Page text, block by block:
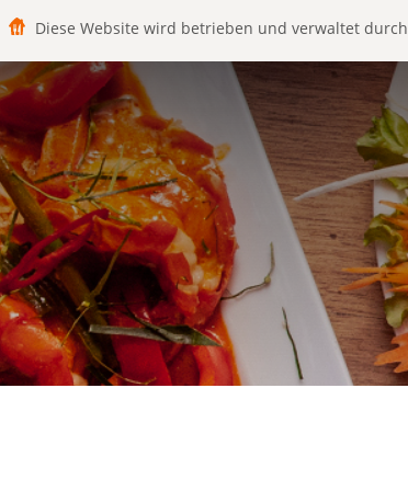
Diese Website wird betrieben und verwaltet durch